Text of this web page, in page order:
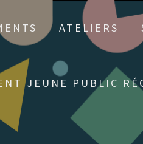
ATELIERS
JEUNE PUBLIC